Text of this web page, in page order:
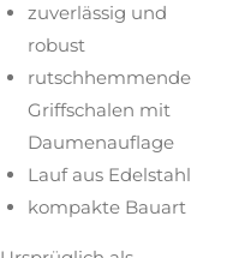
zuverlässig und
robust
rutschhemmende
Griffschalen mit
Daumenauflage
Lauf aus Edelstahl
kompakte Bauart